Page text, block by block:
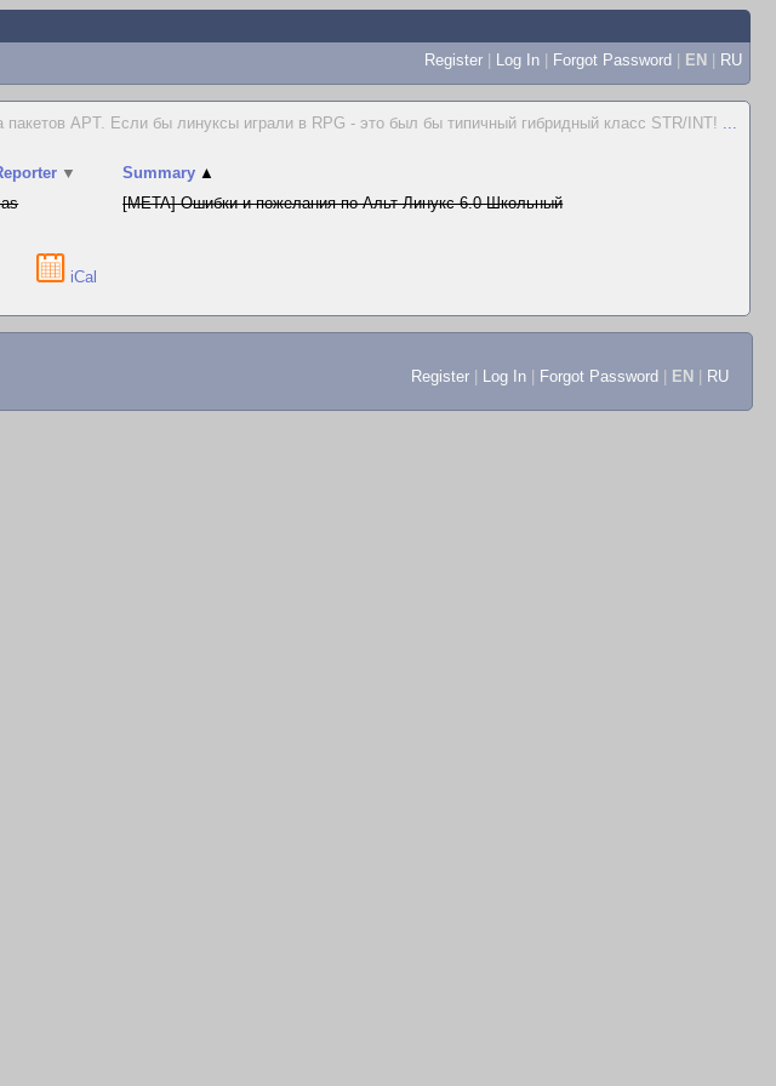
Register | Log In | Forgot Password | EN | RU
APT. Если бы линуксы играли в RPG - это был бы типичный гибридный класс STR/INT! ...
▼ Summary ▲
[META] Ошибки и пожелания по Альт Линукс 6.0 Школьный
iCal
Register Log In Forgot Password EN RU